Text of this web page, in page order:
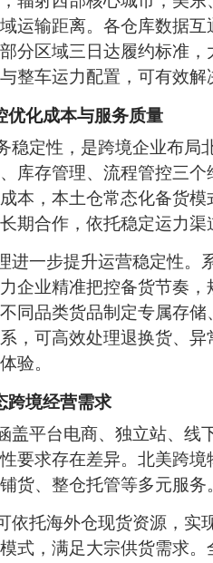
运输距离。各仓库数据
分区域三日达履约标准
整车运力配置，可有效
优化成本与服务质量
稳定性，是跨境企业布局
库存管理、流程管控三
本，本土仓常态化备货
期合作，依托稳定运力渠
进一步提升运营稳定性。
企业精准把控备货节奏
同品类货品制定专属存
，可高效处理退换货、
验。
跨境经营需求
盖平台电商、独立站、线
要求存在差异。北美跨
货、整仓托管等多元服务
依托海外仓现货资源，实
式，满足大宗供货需求